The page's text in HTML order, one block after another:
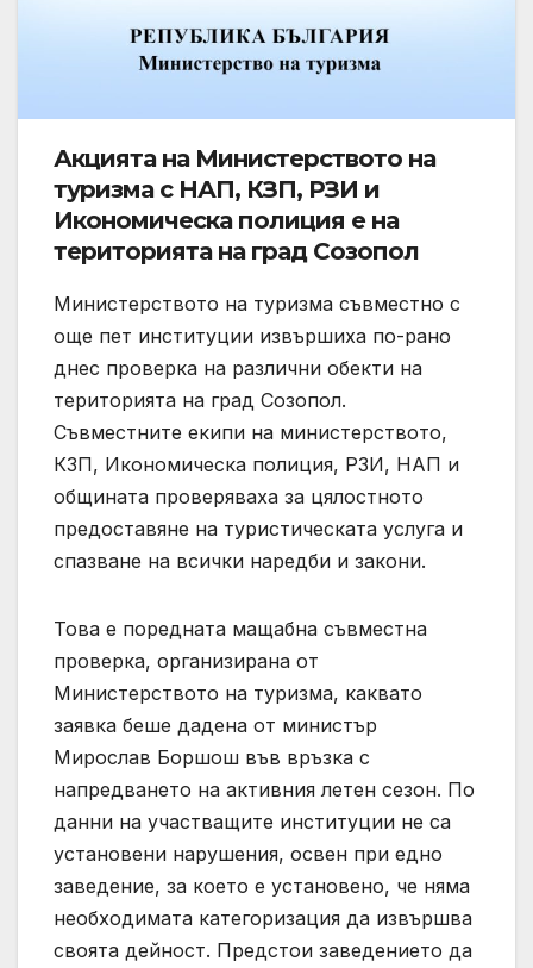
Акцията на Министерството на
туризма с НАП, КЗП, РЗИ и
Икономическа полиция е на
територията на град Созопол
Министерството на туризма съвместно с
още пет институции извършиха по-рано
днес проверка на различни обекти на
територията на град Созопол.
Съвместните екипи на министерството,
КЗП, Икономическа полиция, РЗИ, НАП и
общината проверяваха за цялостното
предоставяне на туристическата услуга и
спазване на всички наредби и закони.
Това е поредната мащабна съвместна
проверка, организирана от
Министерството на туризма, каквато
заявка беше дадена от министър
Мирослав Боршош във връзка с
напредването на активния летен сезон. По
данни на участващите институции не са
установени нарушения, освен при едно
заведение, за което е установено, че няма
необходимата категоризация да извършва
своята дейност. Предстои заведението да